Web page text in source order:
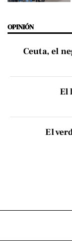
OPINIÓN
Ceuta, el
El
El